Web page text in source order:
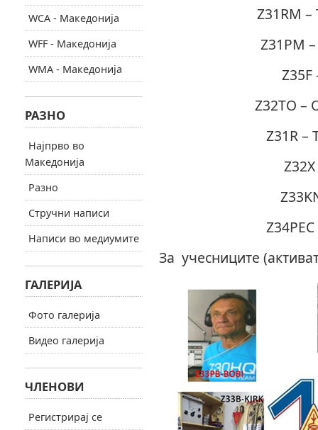
Z31RM
Z31PM
Z35F
Z32TO –
Z31R –
За учесниците
WCA - Македонија
WFF - Македонија
WMA - Македонија
РАЗНО
Најпрво во
Македонија
Разно
Стручни написи
Написи во медиумите
ГАЛЕРИЈА
Фото галерија
Видео галерија
ЧЛЕНОВИ
Регистрирај се